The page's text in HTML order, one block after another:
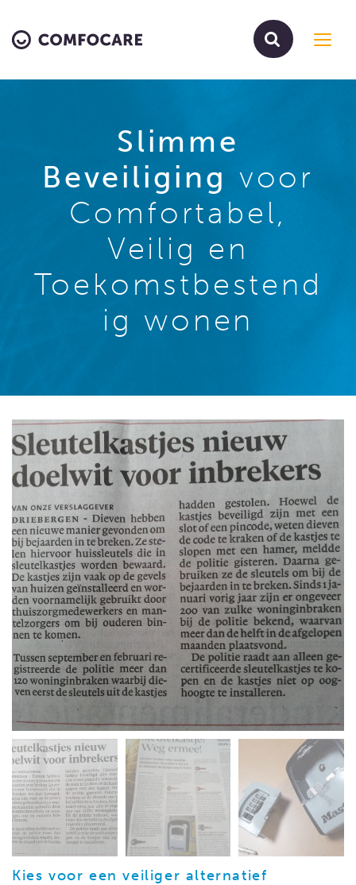
Slimme
Beveiliging voor
Comfortabel,
Veilig en
Toekomstbestend
ig wonen
Kies voor een veiliger alternatief